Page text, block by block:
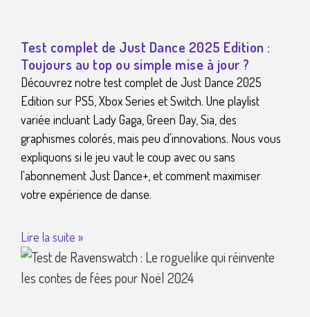
Test complet de Just Dance 2025 Edition :
Toujours au top ou simple mise à jour ?
Découvrez notre test complet de Just Dance 2025
Edition sur PS5, Xbox Series et Switch. Une playlist
variée incluant Lady Gaga, Green Day, Sia, des
graphismes colorés, mais peu d'innovations. Nous vous
expliquons si le jeu vaut le coup avec ou sans
l'abonnement Just Dance+, et comment maximiser
votre expérience de danse.
Lire la suite »